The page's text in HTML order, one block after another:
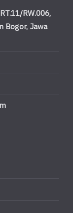
RW.006,
Bogor, Jawa